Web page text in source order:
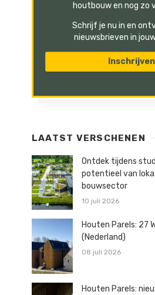
houtbouw en nog zo
Schrijf je nu in en
nieuwsbrieven in
LAATST VERSCHENEN
Ontdek tijdens
potentieel van
bouwsector
10 juli 2026
Houten Parels: 27
(Nederland)
08 juli 2026
Houten Parels: